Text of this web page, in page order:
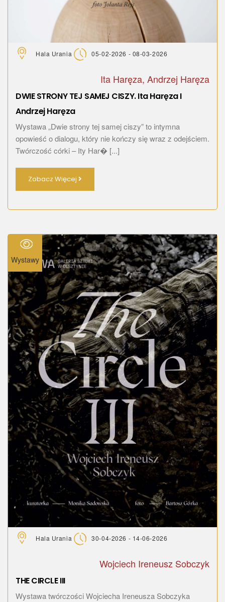
Hala Urania 05-02-2026 - 08-03-2026
Ita Haręza, Andrzej Haręza
DWIE STRONY TEJ SAMEJ CISZY. Ita Haręza I
Andrzej Haręza
Wystawa „Dwie strony tej samej ciszy” to intymna
opowieść o dialogu, który nie kończy się wraz z odejściem.
Twórczość córki – Ity Har� [...]
Zobacz Więcej
Wystawy
Hala Urania 30-04-2026 - 14-06-2026
Wojciech Ireneusz Sobczyk
THE CIRCLE III
Wystawa twórczości Wojciecha Ireneusza Sobczyka